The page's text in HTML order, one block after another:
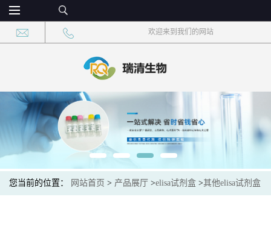
欢迎来到我们的网站
您当前的位置： 网站首页 > 产品展厅 >elisa试剂盒 >其他elisa试剂盒